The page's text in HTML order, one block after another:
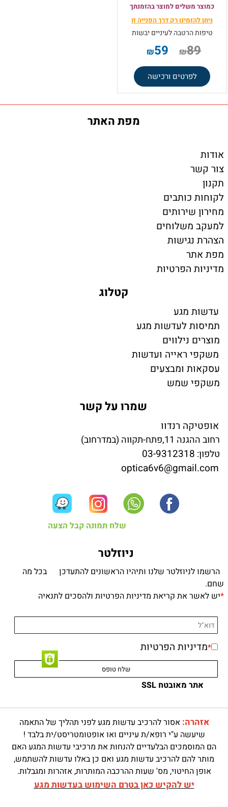
כמוצר משלים למוצר בהזמנתך
ניתן להזמינו רק דרך הפנייה זו
טיפות הרטבה לעיניים יבשות
₪89
₪59
לפרטים ורכישה
מפת האתר
אודות
צור קשר
תקנון
לקוחות כותבים
מחירון שירותים
למעקב משלוחים
הצהרת נגישות
מפת אתר
מדיניות הפרטיות
קטלוג
עדשות מגע
תמיסות לעדשות מגע
מוצרים נילווים
משקפי ראייה ועדשות
עסקאות ומבצעים
משקפי שמש
שמרו על קשר
אופטיקה רנדוו
רחוב ההגנה 11,פתח-תקווה (במדרחוב)
טלפון: 03-9312318
שלח תמונה קבל הצעה
ניוזלטר
הרשמו לניוזלטר שלנו ותיהיו הראשונים להתעדכן בכל מה
שחם.
*יש לאשר את קריאת מדיניות הפרטיות ולהסכים לתנאיה
*מדיניות הפרטיות
אתר מאובטח SSL
אזהרה: אסור להרכיב עדשות מגע לפני תהליך של התאמה
שיעשה ע"י רופא/ת עיניים ואו אופטומטריסט/ית בלבד !
הם המוסמכים הבלעדיים להנחות את מרכיבי עדשות המגע האם
מותר להם להרכיב עדשות מגע ואם כן באלו עדשות להשתמש,
אופן החיטוי, מס' שעות ההרכבה המותרות, אזהרות ומגבלות.
יש להקיש כאן בטרם השימוש בעדשות מגע